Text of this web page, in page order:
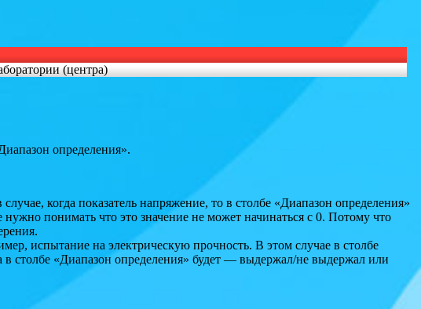
(центра)
определения».
когда показатель напряжение, то в столбе «Диапазон определения»
понимать что это значение не может начинаться с 0. Потому что
испытание на электрическую прочность. В этом случае в столбе
в столбе «Диапазон определения» будет — выдержал/не выдержал или